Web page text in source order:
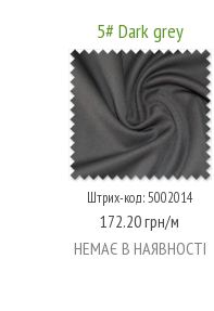
5# Dark grey
Штрих-код: 5002014
172.20 грн/м
НЕМАЄ В НАЯВНОСТІ